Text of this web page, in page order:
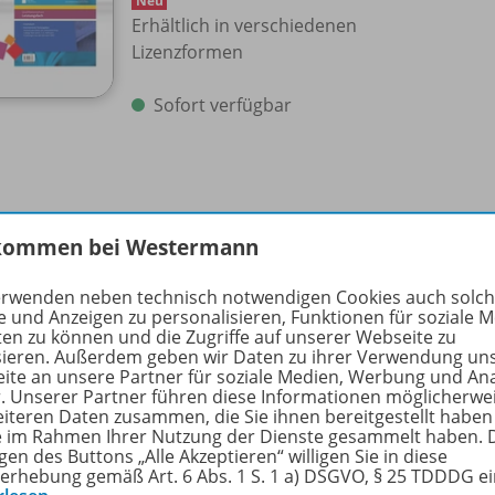
Erhältlich in verschiedenen
Lizenzformen
Sofort verfügbar
Baden-Württemberg entwickelte Material versteht sich
in der Kursstufe.
zum Abitur 2028fürSchülerinnenund Schüler
bei Westermann
neben technisch notwendigen Cookies auch
und Anzeigen zu personalisieren, Funktionen für soziale
zu können und die Zugriffe auf unserer Webseite zu
Außerdem geben wir Daten zu ihrer Verwendung
an unsere Partner für soziale Medien, Werbung und
Unserer Partner führen diese Informationen
Daten zusammen, die Sie ihnen bereitgestellt
im Rahmen Ihrer Nutzung der Dienste gesammelt haben.
des Buttons „Alle Akzeptieren“ willigen Sie in diese
gemäß Art. 6 Abs. 1 S. 1 a) DSGVO, § 25 TDDDG